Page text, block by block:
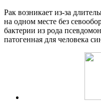
Рак возникает из-за
на одном месте без
бактерии из рода
патогенная для человека